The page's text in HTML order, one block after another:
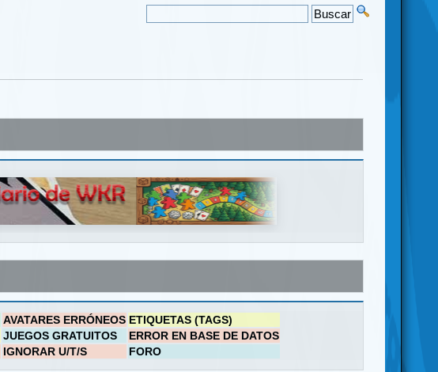
AVATARES ERRÓNEOS ETIQUETAS (TAGS)
JUEGOS GRATUITOS
ERROR EN BASE DE DATOS
IGNORAR U/T/S FORO